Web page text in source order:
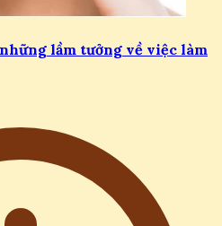
lầm tưởng về việc làm